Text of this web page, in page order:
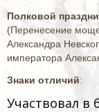
Полковой
(Перенесение
Александра
императора
Знаки отличий:
Участвовал в